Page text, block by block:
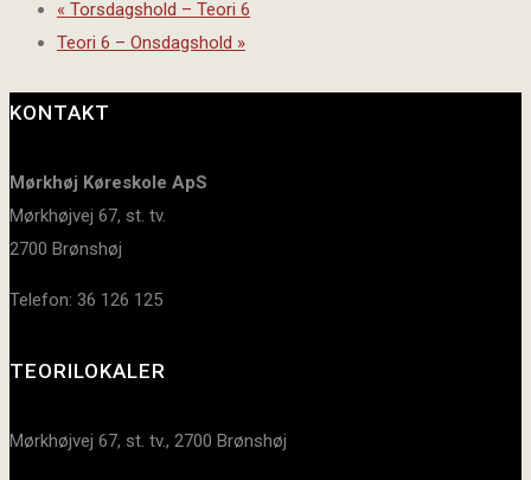
« Torsdagshold – Teori 6
Teori 6 – Onsdagshold »
KONTAKT
Mørkhøj Køreskole ApS
Mørkhøjvej 67, st. tv.
2700 Brønshøj
Telefon: 36 126 125
TEORILOKALER
Mørkhøjvej 67, st. tv., 2700 Brønshøj